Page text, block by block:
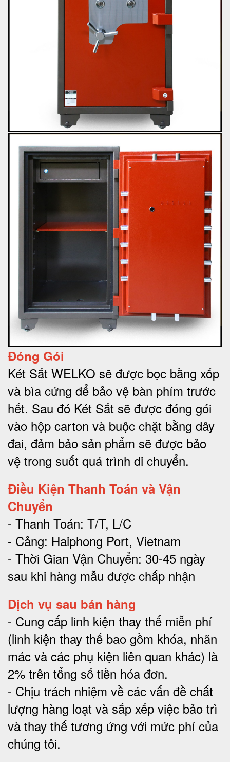
Đóng Gói
Két Sắt WELKO sẽ được bọc bằng xốp
và bìa cứng để bảo vệ bàn phím trước
hết. Sau đó Két Sắt sẽ được đóng gói
vào hộp carton và buộc chặt bằng dây
đai, đảm bảo sản phẩm sẽ được bảo
vệ trong suốt quá trình di chuyển.
Điều Kiện Thanh Toán và Vận
Chuyển
- Thanh Toán: T/T, L/C
- Cảng: Haiphong Port, Vietnam
- Thời Gian Vận Chuyển: 30-45 ngày
sau khi hàng mẫu được chấp nhận
Dịch vụ sau bán hàng
- Cung cấp linh kiện thay thế miễn phí
(linh kiện thay thế bao gồm khóa, nhãn
mác và các phụ kiện liên quan khác) là
2% trên tổng số tiền hóa đơn.
- Chịu trách nhiệm về các vấn đề chất
lượng hàng loạt và sắp xếp việc bảo trì
và thay thế tương ứng với mức phí của
chúng tôi.